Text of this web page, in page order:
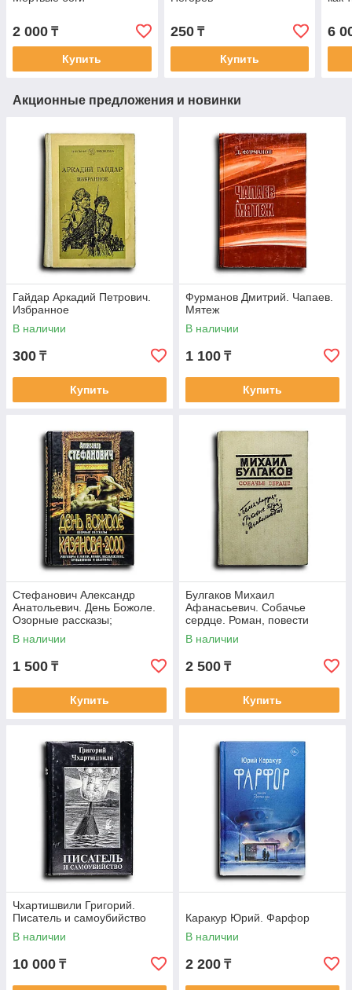
2 000 ₸
Купить
250₸
Купить
6
Акционные предложения и новинки
Гайдар Аркадий Петрович.
Избранное
В наличии
300 ₸
Купить
Фурманов Дмитрий. Чапаев.
Мятеж
В наличии
1 100 ₸
Купить
Стефанович Александр
Анатольевич. День Божоле.
Озорные рассказы;
Казанова-2000: Разговоры о
жизни, любви,
В наличии
1 500 ₸
Купить
Булгаков Михаил
Афанасьевич. Собачье
сердце. Роман, повести
В наличии
2 500 ₸
Купить
Чхартишвили Григорий.
Писатель и самоубийство
В наличии
10 000 ₸
Каракур Юрий. Фарфор
В наличии
2 200 ₸